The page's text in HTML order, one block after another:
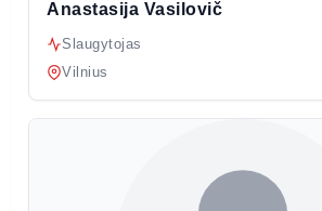
Anastasija Vasilovič
Slaugytojas
Vilnius